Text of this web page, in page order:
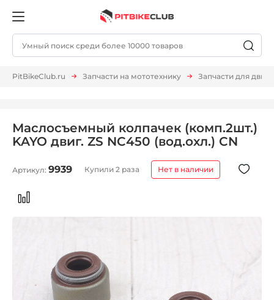
PitBikeClub.ru Запчасти на мототехнику Запчасти для
Маслосъемный колпачек (комп.2шт.)
KAYO двиг. ZS NC450 (вод.охл.) CN
Артикул: 9939 Купили 2 раза Нет в наличии